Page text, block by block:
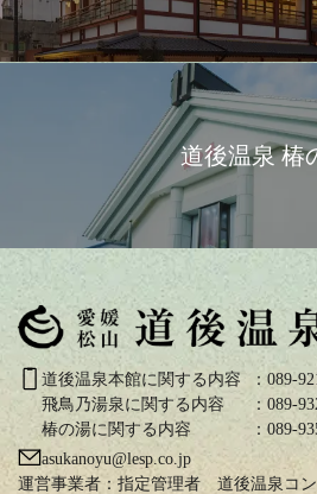
道後温泉 椿
道後温泉本館に関する内容
：089-
飛鳥乃湯泉に関する内容
：089-
椿の湯に関する内容
：089-
asukanoyu@lesp.co.jp
運営事業者：指定管理者 道後温泉コン